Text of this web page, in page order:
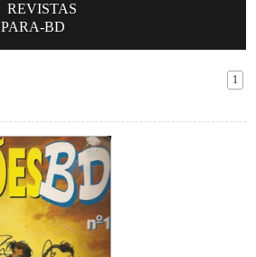
REVISTAS
PARA-BD
1